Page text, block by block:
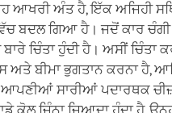
ਆਖਰੀ ਅੰਤ ਹੈ, ਇੱਕ ਅਜਿਹੀ
ਬਦਲ ਗਿਆ ਹੈ। ਜਦੋਂ ਕਾਰ ਚੰਗੀ
ਚਿੰਤਾ ਹੁੰਦੀ ਹੈ। ਅਸੀਂ ਚਿੰਤਾ
ਅਤੇ ਬੀਮਾ ਭੁਗਤਾਨ ਕਰਨਾ ਹੈ,
ਸਾਰੀਆਂ ਪਦਾਰਥਕ